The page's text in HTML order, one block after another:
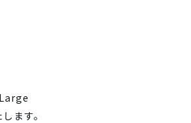
ます。